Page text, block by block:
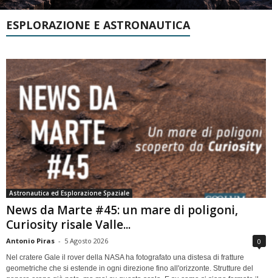
ESPLORAZIONE E ASTRONAUTICA
Astronautica ed Esplorazione Spaziale
News da Marte #45: un mare di poligoni,
Curiosity risale Valle...
Antonio Piras - 5 Agosto 2026 0
Nel cratere Gale il rover della NASA ha fotografato una distesa di fratture
geometriche che si estende in ogni direzione fino all'orizzonte. Strutture del